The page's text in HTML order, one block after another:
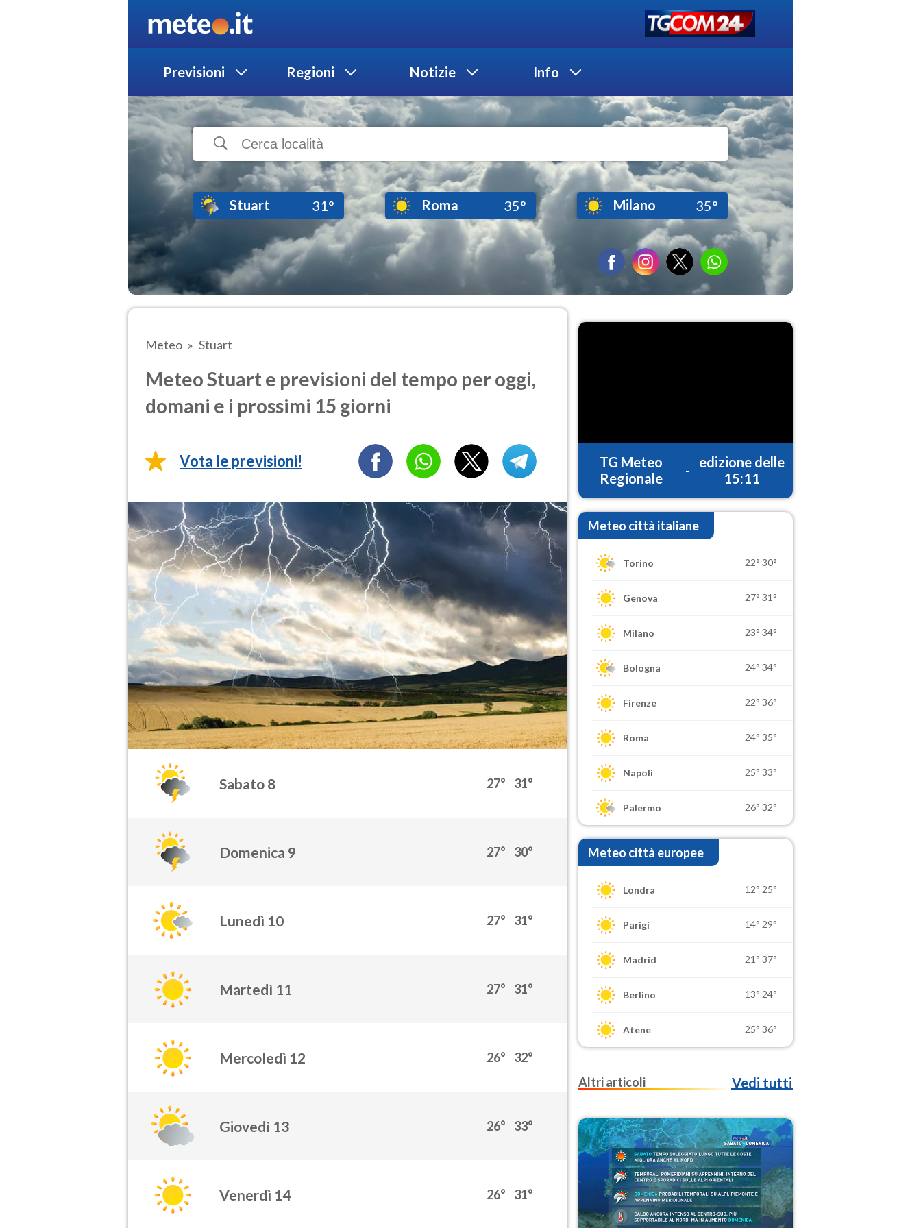
Previsioni Regioni Notizie Info
Stuart 31° Roma 35° Milano 35°
Meteo Stuart
Meteo Stuart e previsioni del tempo per oggi,
domani e i prossimi 15 giorni
Vota le previsioni!
Sabato 8 27° 31°
Domenica 9 27° 30°
Lunedì 10 27° 31°
Martedì 11 27° 31°
Mercoledì 12 26° 32°
Giovedì 13 26° 33°
Venerdì 14 26° 31°
TG Meteo
Regionale
-
edizione delle
15:11
Meteo città italiane
Torino 22° 30°
Genova 27° 31°
Milano 23° 34°
Bologna 24° 34°
Firenze 22° 36°
Roma 24° 35°
Napoli 25° 33°
Palermo 26° 32°
Meteo città europee
Londra 12° 25°
Parigi 14° 29°
Madrid 21° 37°
Berlino 13° 24°
Atene 25° 36°
Altri articoli Vedi tutti